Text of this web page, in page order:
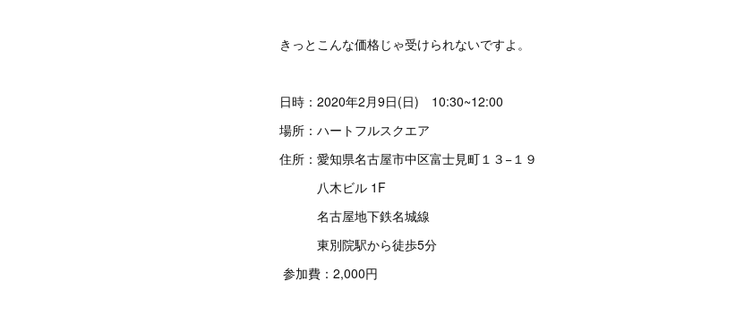
きっとこんな価格じゃ受けられないですよ。
日時：2020年2月9日(日) 10:30~12:00
場所：ハートフルスクエア
住所：愛知県名古屋市中区富士見町１３−１９
八木ビル 1F
名古屋地下鉄名城線
東別院駅から徒歩5分
参加費：2,000円